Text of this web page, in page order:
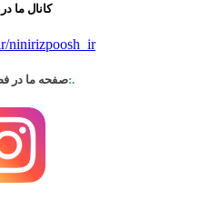
کانال ما
ninirizpoosh_ir
.:صفحه ما در